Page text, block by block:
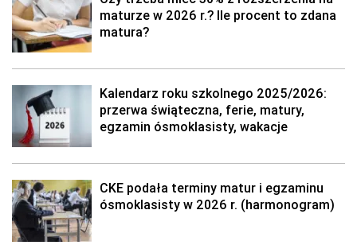
maturze w 2026 r.? Ile procent to zdana
matura?
Kalendarz roku szkolnego 2025/2026:
przerwa świąteczna, ferie, matury,
egzamin ósmoklasisty, wakacje
CKE podała terminy matur i egzaminu
ósmoklasisty w 2026 r. (harmonogram)